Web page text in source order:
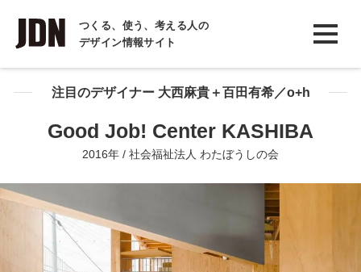
つくる、使う、考える人の
デザイン情報サイト
INTERVIEW
インタビュー
REPORT
COLUMN
注目のデザイナー 大西麻貴＋百田有希／o+h
Good Job! Center KASHIBA
2016年 / 社会福祉法人 わたぼうしの会